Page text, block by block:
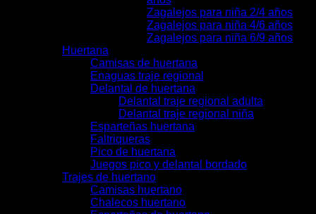
Zagalejos para niña 2/4 años
Zagalejos para niña 4/6 años
Zagalejos para niña 6/9 años
Huertana
Camisas de huertana
Enaguas traje regional
Delantal de huertana
Delantal traje regional adulta
Delantal traje regional niña
Esparteñas huertana
Faltriqueras
Pico de huertana
Juegos pico y delantal bordado
Trajes de huertano
Camisas huertano
Chalecos huertano